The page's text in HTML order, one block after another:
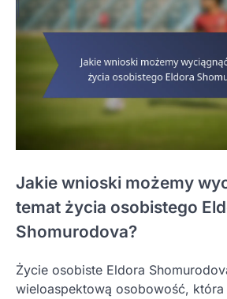
Jakie wnioski możemy
temat życia osobistego
Shomurodova?
Życie osobiste Eldora
wieloaspektową osobowość,